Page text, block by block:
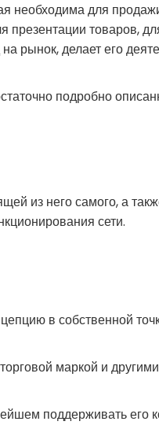
необходима для
презентации товаров,
рынок, делает его
подробно
из него самого, а
сети.
в собственной
маркой и
поддерживать его